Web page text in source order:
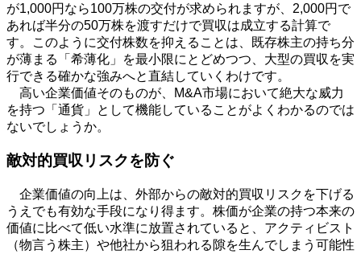
が1,000円なら100万株の交付が求められますが、 2,000円で
あれば半分の50万株を渡すだけで買収は成立する計算で
す。このように交付株数を抑えることは、既存株主の持ち分
が薄まる「希薄化」を最小限にとどめつつ、大型の買収を実
行できる確かな強みへと直結していくわけです。
高い企業価値そのものが、
M&A市場において絶大な威力
を持つ「通貨」として機能していることがよくわかるのでは
ないでしょうか。
敵対的買収リスクを防ぐ
企業価値の向上は、外部からの敵対的買収リスクを下げる
うえでも有効な手段になり得ます。株価が企業の持つ本来の
価値に比べて低い水準に放置されていると、アクティビスト
（物言う株主）や他社から狙われる隙を生んでしまう可能性